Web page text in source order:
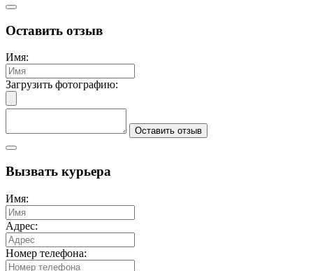
Оставить отзыв
Имя:
Загрузить фотографию:
Оставить отзыв
Вызвать курьера
Имя:
Адрес:
Номер телефона: